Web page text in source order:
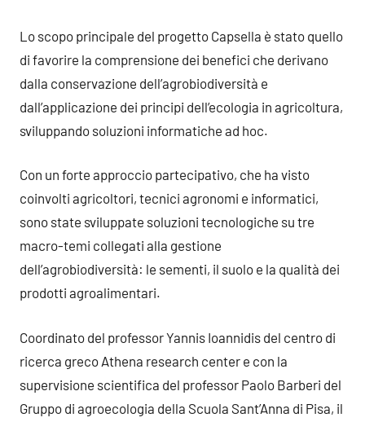
Lo scopo principale del progetto Capsella è stato quello
di favorire la comprensione dei benefici che derivano
dalla conservazione dell’agrobiodiversità e
dall’applicazione dei principi dell’ecologia in agricoltura,
sviluppando soluzioni informatiche ad hoc.
Con un forte approccio partecipativo, che ha visto
coinvolti agricoltori, tecnici agronomi e informatici,
sono state sviluppate soluzioni tecnologiche su tre
macro-temi collegati alla gestione
dell’agrobiodiversità: le sementi, il suolo e la qualità dei
prodotti agroalimentari.
Coordinato del professor Yannis Ioannidis del centro di
ricerca greco Athena research center e con la
supervisione scientifica del professor Paolo Barberi del
Gruppo di agroecologia della Scuola Sant’Anna di Pisa, il